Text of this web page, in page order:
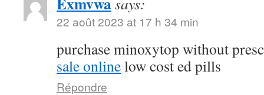
22 août 2023 at 17 h 34 min
purchase minoxytop without
sale onlinelow cost ed pills
Répondre